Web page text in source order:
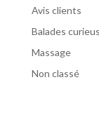
Avis clients
Balades
Massage
Non classé